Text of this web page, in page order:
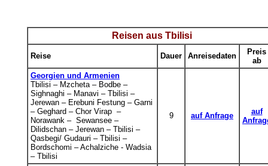
Reisen aus Tbilisi
Reise Dauer Anreisedaten
Preis
ab
Georgien und Armenien
Tbilisi – Mzcheta – Bodbe –
Sighnaghi – Manavi – Tbilisi –
Jerewan – Erebuni Festung – Garni
– Geghard – Chor Virap –
Norawank – Sewansee –
Dilidschan – Jerewan – Tbilisi –
Qasbegi/ Gudauri – Tbilisi –
Bordschomi – Achalziche - Wadsia
– Tbilisi
9 auf Anfrage
auf